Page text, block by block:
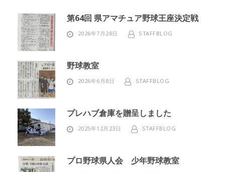
第64回 県アマチュア野球王座決定戦
2026年7月28日 STAFFBLOG
野球教室
2026年6月8日 STAFFBLOG
プレハブ倉庫を贈呈しました
2025年12月23日 STAFFBLOG
プロ野球県人会 少年野球教室